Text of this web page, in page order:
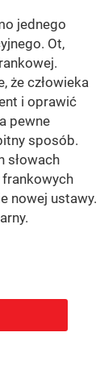
jednego
Ot,
że człowieka
i oprawić
pewne
sposób.
słowach
frankowych
nowej ustawy.